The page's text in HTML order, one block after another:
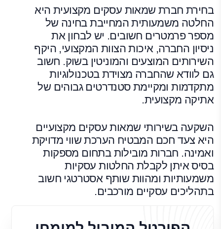
בחירת חברת שמאות עסקים מקצועית היא
החלטה משמעותית המחייבת בחינה של
מספר פרמטרים חשובים. יש לבחון את
ניסיון החברה, איכות הצוות המקצועי, היקף
השירותים המוצעים והמוניטין בשוק. חשוב
גם לוודא שהחברה מצוידת בטכנולוגיות
מתקדמות ומקיימת סטנדרטים גבוהים של
אתיקה מקצועית.
השקעה בשירותי שמאות עסקים מקצועיים
היא צעד חכם המבטיח הערכת שווי מדויקת
ואמינה. חברות מובילות בתחום מספקות
בסיס איתן לקבלת החלטות עסקיות
משמעותיות ומהוות שותף אסטרטגי חשוב
בתהליכים עסקיים מורכבים.